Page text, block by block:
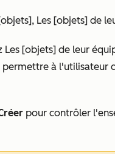
Les [objets] de
Les [objets] de leur
permettre à l'utilisateur
pour contrôler